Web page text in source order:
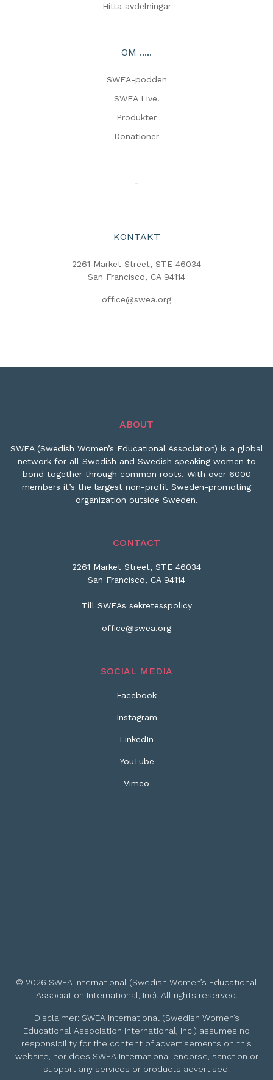
Hitta avdelningar
OM .....
SWEA-podden
SWEA Live!
Produkter
Donationer
-
KONTAKT
2261 Market Street, STE 46034
San Francisco, CA 94114
office@swea.org
ABOUT
SWEA (Swedish Women’s Educational Association) is a global
network for all Swedish and Swedish speaking women to
bond together through common roots. With over 6000
members it’s the largest non-profit Sweden-promoting
organization outside Sweden.
CONTACT
2261 Market Street, STE 46034
San Francisco, CA 94114
Till SWEAs sekretesspolicy
office@swea.org
SOCIAL MEDIA
Facebook
Instagram
LinkedIn
YouTube
Vimeo
© 2026 SWEA International (Swedish Women’s Educational
Association International, Inc). All rights reserved.
Disclaimer: SWEA International (Swedish Women’s
Educational Association International, Inc.) assumes no
responsibility for the content of advertisements on this
website, nor does SWEA International endorse, sanction or
support any services or products advertised.